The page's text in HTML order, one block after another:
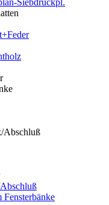
Siebdruckpl.
Abschluß